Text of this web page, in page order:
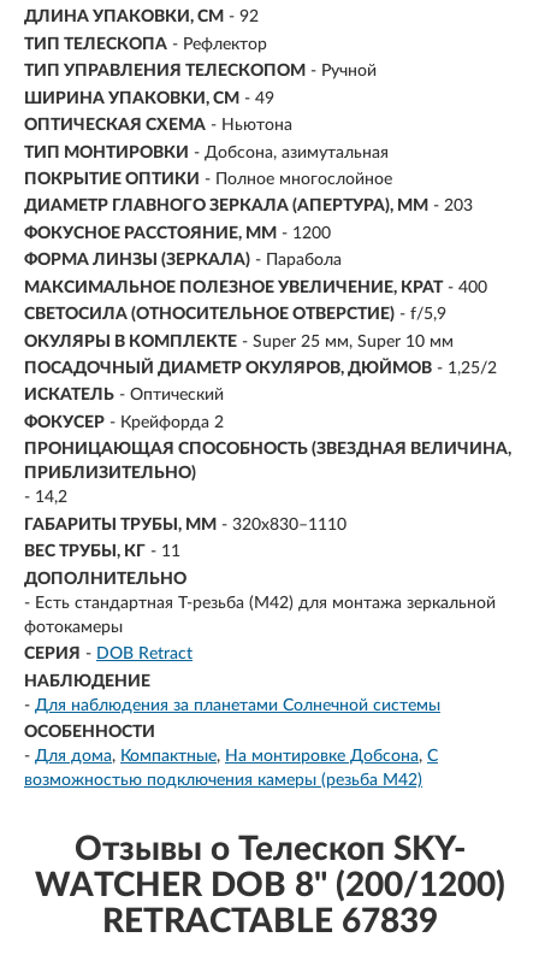
ДЛИНА УПАКОВКИ, СМ - 92
ТИП ТЕЛЕСКОПА - Рефлектор
ТИП УПРАВЛЕНИЯ ТЕЛЕСКОПОМ - Ручной
ШИРИНА УПАКОВКИ, СМ - 49
ОПТИЧЕСКАЯ СХЕМА - Ньютона
ТИП МОНТИРОВКИ - Добсона, азимутальная
ПОКРЫТИЕ ОПТИКИ - Полное многослойное
ДИАМЕТР ГЛАВНОГО ЗЕРКАЛА (АПЕРТУРА), ММ - 203
ФОКУСНОЕ РАССТОЯНИЕ, ММ - 1200
ФОРМА ЛИНЗЫ (ЗЕРКАЛА) - Парабола
МАКСИМАЛЬНОЕ ПОЛЕЗНОЕ УВЕЛИЧЕНИЕ, КРАТ - 400
СВЕТОСИЛА (ОТНОСИТЕЛЬНОЕ ОТВЕРСТИЕ) - f/5,9
ОКУЛЯРЫ В КОМПЛЕКТЕ - Super 25 мм, Super 10 мм
ПОСАДОЧНЫЙ ДИАМЕТР ОКУЛЯРОВ, ДЮЙМОВ - 1,25/2
ИСКАТЕЛЬ - Оптический
ФОКУСЕР - Крейфорда 2
ПРОНИЦАЮЩАЯ СПОСОБНОСТЬ (ЗВЕЗДНАЯ ВЕЛИЧИНА,
ПРИБЛИЗИТЕЛЬНО)
- 14,2
ГАБАРИТЫ ТРУБЫ, ММ - 320x830–1110
ВЕС ТРУБЫ, КГ - 11
ДОПОЛНИТЕЛЬНО
- Есть стандартная Т-резьба (М42) для монтажа зеркальной
фотокамеры
СЕРИЯ - DOB Retract
НАБЛЮДЕНИЕ
- Для наблюдения за планетами Солнечной системы
ОСОБЕННОСТИ
- Для дома Компактные На монтировке Добсона С
возможностью подключения камеры (резьба M42)
Отзывы о Телескоп SKY-
WATCHER DOB 8" (200/1200)
RETRACTABLE 67839